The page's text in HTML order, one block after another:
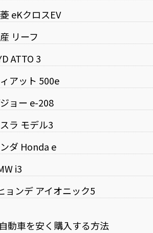
eKクロスEV
リーフ
ATTO 3
アット 500e
ョー e-208
ラ モデル3
ダ Honda e
i3
ョンデ アイオニック5
動車を安く購入する方法